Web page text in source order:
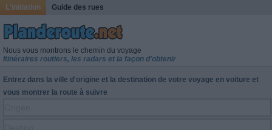
L'initiation Guide des rues
Nous vous montrons le chemin du voyage
Itinéraires routiers, les radars et la façon d'obtenir
Entrez dans la ville d'origine et la destination de votre voyage en voiture et
vous montrer la route à suivre